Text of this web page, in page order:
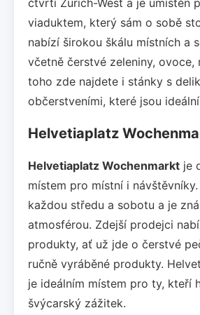
viaduktem, který sám o sobě
nabízí širokou škálu místních a
včetně čerstvé zeleniny, ovoce,
toho zde najdete i stánky s
občerstveními, které jsou
Helvetiaplatz
Helvetiaplatz Wochenmarkt je
místem pro místní i
každou středu a sobotu a je
atmosférou. Zdejší prodejci
produkty, ať už jde o čerstvé
ručně vyráběné produkty.
je ideálním místem pro ty, kteří
švýcarský zážitek.